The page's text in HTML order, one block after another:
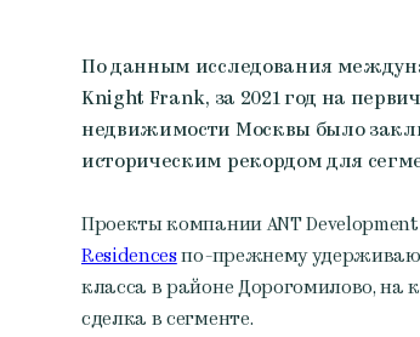
По данным исследования
Knight Frank, за 2021 год на
недвижимости Москвы было
историческим рекордом для
Проекты компании ANT Development
Residencesпо-прежнему
класса в районе Дорогомилово,
сделка в сегменте.